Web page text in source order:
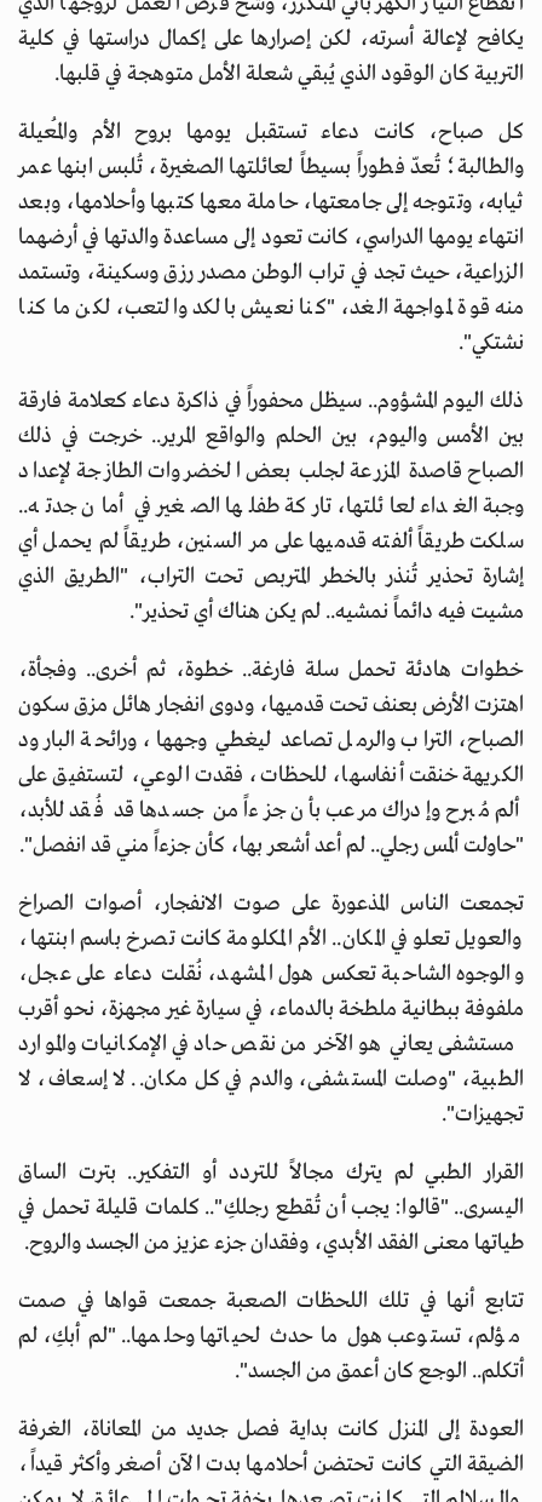
يكافح لإعالة أسرته، لكن إصرارها على إكمال دراستها في كلية
التربية كان الوقود الذي يُبقي شعلة الأمل متوهجة في قلبها.
كل صباح، كانت دعاء تستقبل يومها بروح الأم والمُعيلة
والطالبة؛ تُعدّ فطوراً بسيطاً لعائلتها الصغيرة، تُلبس ابنها عمر
ثيابه، وتتوجه إلى جامعتها، حاملة معها كتبها وأحلامها، وبعد
انتهاء يومها الدراسي، كانت تعود إلى مساعدة والدتها في أرضهما
الزراعية، حيث تجد في تراب الوطن مصدر رزق وسكينة، وتستمد
منه قوة لمواجهة الغد، "كنا نعيش بالكد والتعب، لكن ما كنا
نشتكي".
ذلك اليوم المشؤوم.. سيظل محفوراً في ذاكرة دعاء كعلامة فارقة
بين الأمس واليوم، بين الحلم والواقع المرير.. خرجت في ذلك
الصباح قاصدة المزرعة لجلب بعض الخضروات الطازجة لإعداد
وجبة الغداء لعائلتها، تاركة طفلها الصغير في أمان جدته..
سلكت طريقاً ألفته قدميها على مر السنين، طريقاً لم يحمل أي
إشارة تحذير تُنذر بالخطر المتربص تحت التراب، "الطريق الذي
مشيت فيه دائماً نمشيه.. لم يكن هناك أي تحذير".
خطوات هادئة تحمل سلة فارغة.. خطوة، ثم أخرى.. وفجأة،
اهتزت الأرض بعنف تحت قدميها، ودوى انفجار هائل مزق سكون
الصباح، التراب والرمل تصاعد ليغطي وجهها، ورائحة البارود
الكريهة خنقت أنفاسها، للحظات، فقدت الوعي، لتستفيق على
ألم مُبرح وإدراك مرعب بأن جزءاً من جسدها قد فُقد للأبد،
"حاولت ألمس رجلي.. لم أعد أشعر بها، كأن جزءاً مني قد انفصل".
تجمعت الناس المذعورة على صوت الانفجار، أصوات الصراخ
والعويل تعلو في المكان.. الأم المكلومة كانت تصرخ باسم ابنتها،
والوجوه الشاحبة تعكس هول المشهد، نُقلت دعاء على عجل،
ملفوفة ببطانية ملطخة بالدماء، في سيارة غير مجهزة، نحو أقرب
مستشفى يعاني هو الآخر من نقص حاد في الإمكانيات والموارد
الطبية، "وصلت المستشفى، والدم في كل مكان.. لا إسعاف، لا
تجهيزات".
القرار الطبي لم يترك مجالاً للتردد أو التفكير.. بترت الساق
اليسرى.. "قالوا: يجب أن تُقطع رجلكِ".. كلمات قليلة تحمل في
طياتها معنى الفقد الأبدي، وفقدان جزء عزيز من الجسد والروح.
تتابع أنها في تلك اللحظات الصعبة جمعت قواها في صمت
مؤلم، تستوعب هول ما حدث لحياتها وحلمها.. "لم أبكِ، لم
أتكلم.. الوجع كان أعمق من الجسد".
العودة إلى المنزل كانت بداية فصل جديد من المعاناة، الغرفة
الضيقة التي كانت تحتضن أحلامها بدت الآن أصغر وأكثر قيداً،